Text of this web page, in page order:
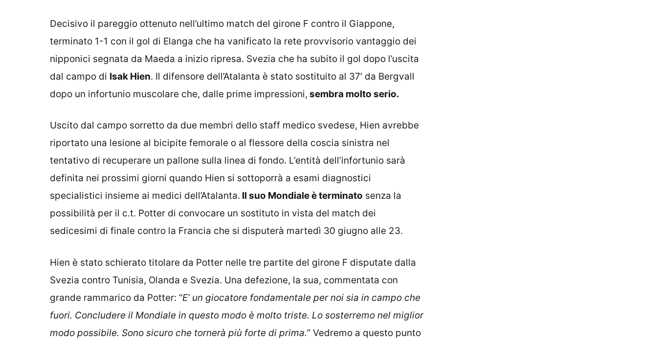
Decisivo il pareggio ottenuto nell’ultimo match del girone F contro il Giappone,
terminato 1-1 con il gol di Elanga che ha vanificato la rete provvisorio vantaggio dei
nipponici segnata da Maeda a inizio ripresa. Svezia che ha subito il gol dopo l’uscita
dal campo di Isak Hien. Il difensore dell’Atalanta è stato sostituito al 37′ da Bergvall
dopo un infortunio muscolare che, dalle prime impressioni, sembra molto serio.
Uscito dal campo sorretto da due membri dello staff medico svedese, Hien avrebbe
riportato una lesione al bicipite femorale o al flessore della coscia sinistra nel
tentativo di recuperare un pallone sulla linea di fondo. L’entità dell’infortunio sarà
definita nei prossimi giorni quando Hien si sottoporrà a esami diagnostici
specialistici insieme ai medici dell’Atalanta. Il suo Mondiale è terminato senza la
possibilità per il c.t. Potter di convocare un sostituto in vista del match dei
sedicesimi di finale contro la Francia che si disputerà martedì 30 giugno alle 23.
Hien è stato schierato titolare da Potter nelle tre partite del girone F disputate dalla
Svezia contro Tunisia, Olanda e Svezia. Una defezione, la sua, commentata con
grande rammarico da Potter: “E’ un giocatore fondamentale per noi sia in campo che
fuori. Concludere il Mondiale in questo modo è molto triste. Lo sosterremo nel miglior
modo possibile. Sono sicuro che tornerà più forte di prima.” Vedremo a questo punto